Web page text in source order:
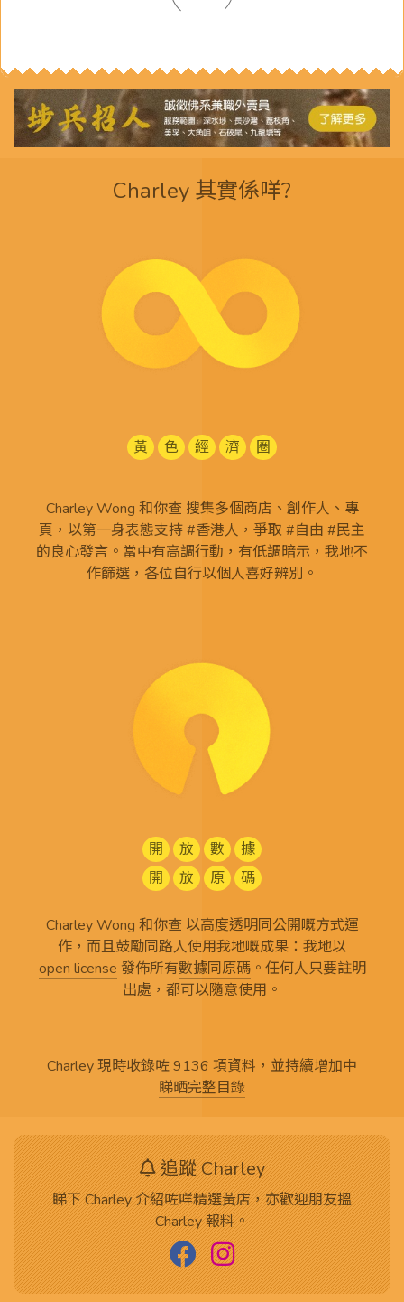
Charley 其實係咩?
黃 色 經 濟 圈
Charley Wong 和你查 搜集多個商店、創作人、專
頁，以第一身表態支持 #香港人，爭取 #自由 #民主
的良心發言。當中有高調行動，有低調暗示，我地不
作篩選，各位自行以個人喜好辨別。
開 放 數
據
開
放 原 碼
Charley Wong 和你查 以高度透明同公開嘅方式運
作，而且鼓勵同路人使用我地嘅成果：我地以
open license 發佈所有數據同原碼。任何人只要註明
出處，都可以隨意使用。
Charley 現時收錄咗 9136 項資料，並持續增加中
睇晒完整目錄
追蹤 Charley
睇下 Charley 介紹咗咩精選黃店，亦歡迎朋友搵
Charley 報料。